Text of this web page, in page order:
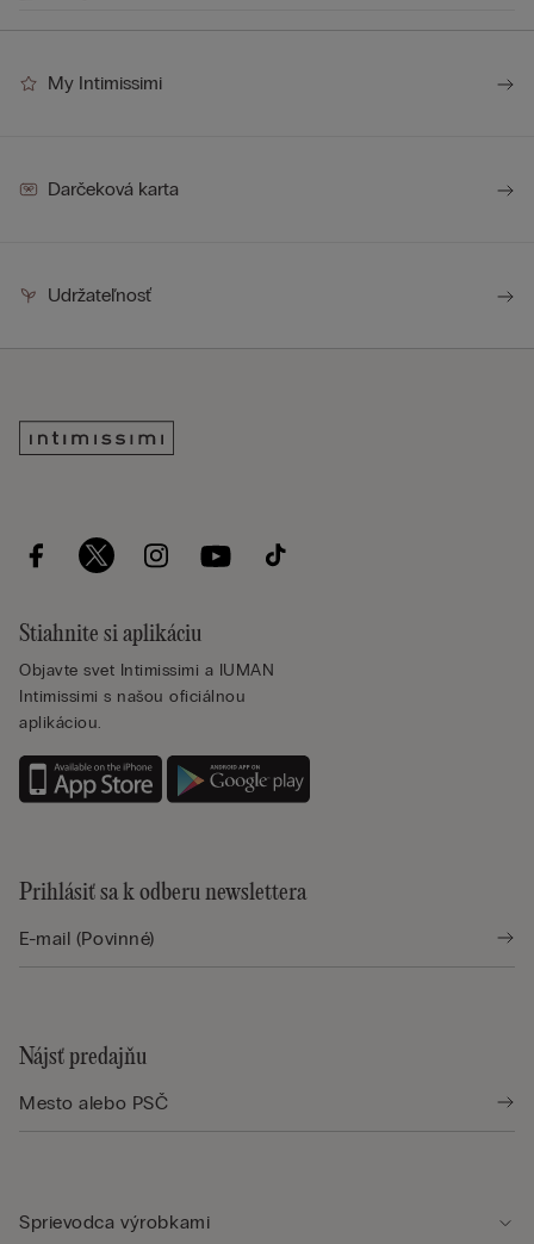
My Intimissimi
Darčeková karta
Udržateľnosť
Stiahnite si aplikáciu
Objavte svet Intimissimi a IUMAN
Intimissimi s našou oficiálnou
aplikáciou.
Prihlásiť sa k odberu newslettera
Nájsť predajňu
Sprievodca výrobkami